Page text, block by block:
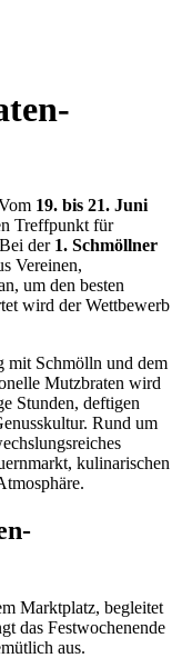
19. bis 21. Juni
Treffpunkt für
der 1. Schmöllner
Vereinen,
um den besten
wird der Wettbewerb
mit Schmölln und dem
Mutzbraten wird
Stunden, deftigen
Rund um
kulinarischen
Marktplatz, begleitet
das Festwochenende
aus.